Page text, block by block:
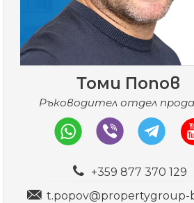
Томи Попов
Ръководител отдел
+359 877 370 129
t.popov@propertygroup-